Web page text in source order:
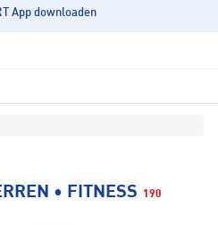
App downloaden
• FITNESS 190